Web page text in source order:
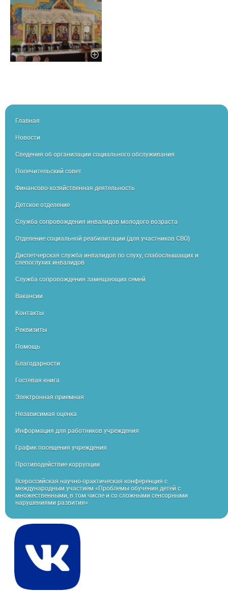
Главная
Новости
Сведения об организации социального обслуживания
Попечительский совет
Финансово-хозяйственная деятельность
Детское отделение
Служба сопровождения инвалидов молодого возраста
Отделение социальной реабилитации (для участников СВО)
Диспетчерская служба инвалидов по слуху, слабослышащих и
слепоглухих инвалидов
Служба сопровождения замещающих семей
Вакансии
Контакты
Реквизиты
Помощь
Благодарности
Гостевая книга
Электронная приемная
Независимая оценка
Информация для работников учреждения
График посещения учреждения
Противодействие коррупции
Всероссийская научно-практическая конференция с
международным участием «Проблемы обучения детей с
множественными, в том числе и со сложными сенсорными
нарушениями развития»